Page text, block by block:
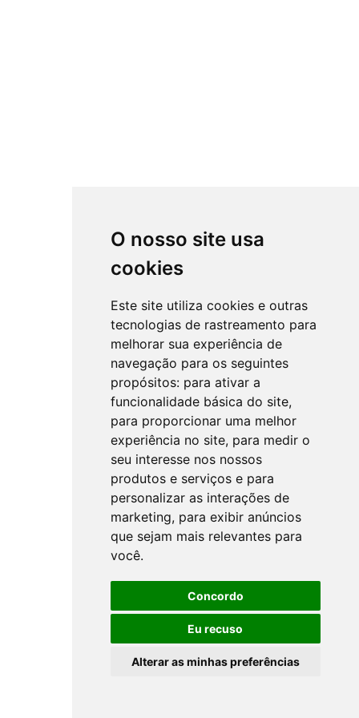
O nosso site usa
cookies
Este site utiliza cookies e outras
tecnologias de rastreamento para
melhorar sua experiência de
navegação para os seguintes
propósitos: para ativar a
funcionalidade básica do site,
para proporcionar uma melhor
experiência no site, para medir o
seu interesse nos nossos
produtos e serviços e para
personalizar as interações de
marketing, para exibir anúncios
que sejam mais relevantes para
você.
Concordo
Eu recuso
Alterar as minhas preferências